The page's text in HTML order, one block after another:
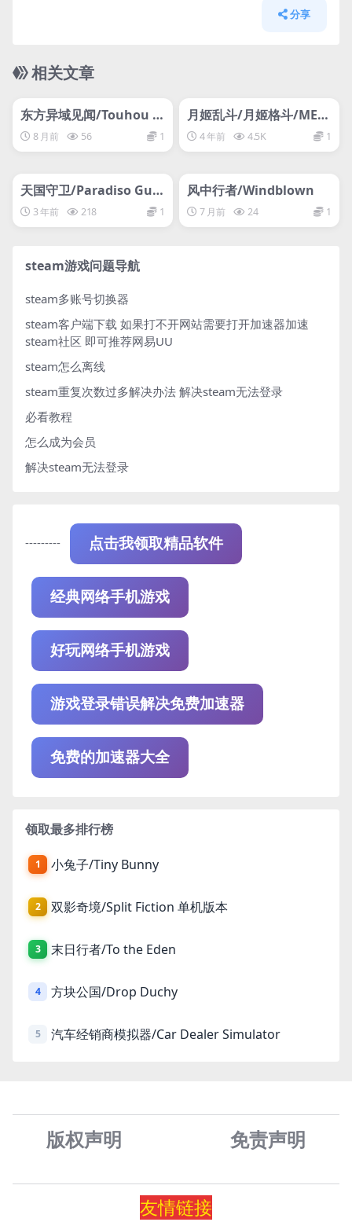
分享
相关文章
网盘下载游戏
东方异域见闻/Touhou D
ystopian
8 月前 56 1
支持网络联机
月姬乱斗/月姬格斗/MELT
Y BLOOD: TYPE LUMIN
A/支持网络联机
4 年前 4.5K 1
网盘下载游戏
天国守卫/Paradiso Gua
rdia3 年前 218 1
网盘下载游戏
风中行者/Windblown
7 月前 24 1
steam游戏问题导航
steam多账号切换器
steam客户端下载 如果打不开网站需要打开加速器加速
steam社区 即可推荐网易UU
steam怎么离线
steam重复次数过多解决办法 解决steam无法登录
必看教程
怎么成为会员
解决steam无法登录
--------- 点击我领取精品软件
经典网络手机游戏
好玩网络手机游戏
游戏登录错误解决免费加速器
免费的加速器大全
领取最多排行榜
1 小兔子/Tiny Bunny
2 双影奇境/Split Fiction 单机版本
3 末日行者/To the Eden
4 方块公国/Drop Duchy
5 汽车经销商模拟器/Car Dealer Simulator
版权声明 免责声明
友情链接